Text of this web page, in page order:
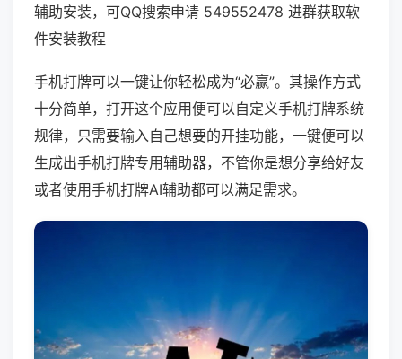
辅助安装，可QQ搜索申请 549552478 进群获取软
件安装教程
手机打牌可以一键让你轻松成为“必赢”。其操作方式
十分简单，打开这个应用便可以自定义手机打牌系统
规律，只需要输入自己想要的开挂功能，一键便可以
生成出手机打牌专用辅助器，不管你是想分享给好友
或者使用手机打牌AI辅助都可以满足需求。